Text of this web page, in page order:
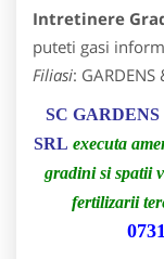
Intretinere
puteti gasi
Filiasi: GARDENS
SC
SRL executa
gradini si spatii
fertilizarii